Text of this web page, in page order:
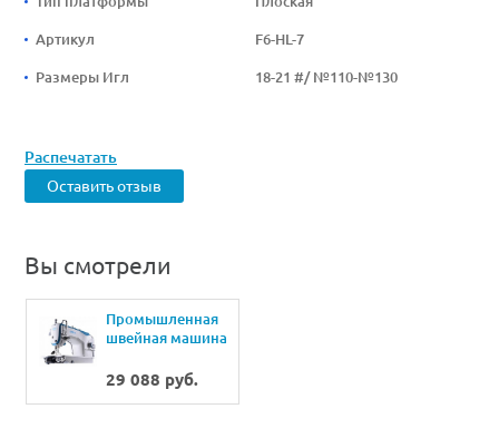
Артикул F6-HL-7
Размеры Игл 18-21 #/ №110-№130
Распечатать
Оставить отзыв
Вы смотрели
Промышленная
швейная машина
29 088 руб.